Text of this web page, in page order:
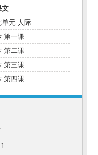
文
单元 人际
第一课
第二课
第三课
第四课